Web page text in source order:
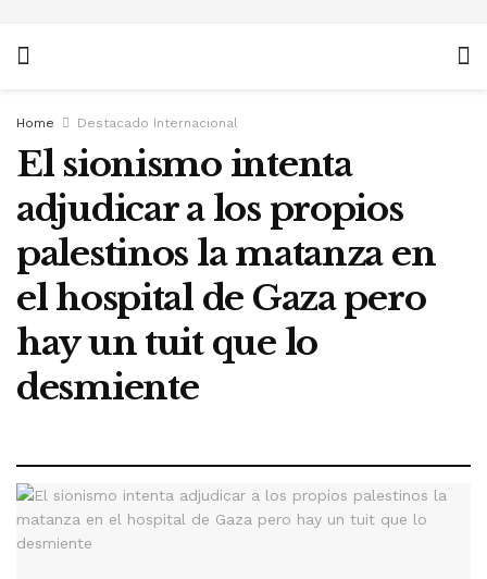
Home Destacado Internacional
El sionismo intenta
adjudicar a los propios
palestinos la matanza en
el hospital de Gaza pero
hay un tuit que lo
desmiente